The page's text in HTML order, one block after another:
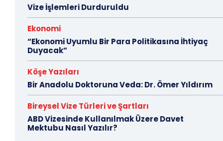
Vize İşlemleri Durduruldu
Ekonomi
“Ekonomi Uyumlu Bir Para Politikasına İhtiyaç
Duyacak”
Köşe Yazıları
Bir Anadolu Doktoruna Veda: Dr. Ömer Yıldırım
Bireysel Vize Türleri ve Şartları
ABD Vizesinde Kullanılmak Üzere Davet
Mektubu Nasıl Yazılır?